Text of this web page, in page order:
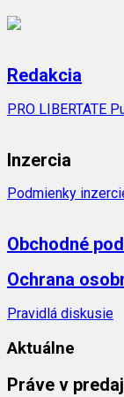
Redakcia
PRO LIBERTATE
Inzercia
Podmienky
Obchodné
Ochrana
Pravidlá diskusie
Aktuálne
Práve v